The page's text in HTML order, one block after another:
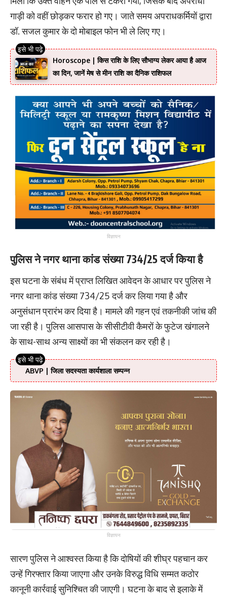
गाड़ी को वहीं छोड़कर फरार हो गए। जाते समय अपराधकर्मियों द्वारा
डॉ. सजल कुमार के दो मोबाइल फोन भी ले लिए गए।
Horoscope | किस राशि के लिए सौभाग्य लेकर आया है आज
का दिन, जानें मेष से मीन राशि का दैनिक राशिफल
विज्ञापन
पुलिस ने नगर थाना कांड संख्या 734/25 दर्ज किया है
इस घटना के संबंध में प्राप्त लिखित आवेदन के आधार पर पुलिस ने
नगर थाना कांड संख्या 734/25 दर्ज कर लिया गया है और
अनुसंधान प्रारंभ कर दिया है। मामले की गहन एवं तकनीकी जांच की
जा रही है। पुलिस आसपास के सीसीटीवी कैमरों के फुटेज खंगालने
के साथ-साथ अन्य साक्ष्यों का भी संकलन कर रही है।
ABVP | जिला सदस्यता कार्यशाला सम्पन्न
विज्ञापन
सारण पुलिस ने आश्वस्त किया है कि दोषियों की शीघ्र पहचान कर
उन्हें गिरफ्तार किया जाएगा और उनके विरुद्ध विधि सम्मत कठोर
कानूनी कार्रवाई सुनिश्चित की जाएगी। घटना के बाद से इलाके में